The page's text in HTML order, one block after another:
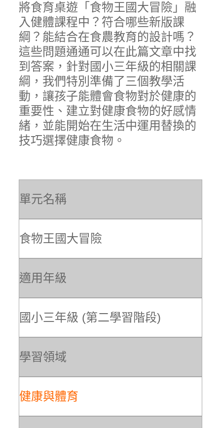
將食育桌遊「食物王國大冒險」融
入健體課程中？符合哪些新版課
綱？能結合在食農教育的設計嗎？
這些問題通通可以在此篇文章中找
到答案，針對國小三年級的相關課
綱，我們特別準備了三個教學活
動，讓孩子能體會食物對於健康的
重要性、建立對健康食物的好感情
緒，並能開始在生活中運用替換的
技巧選擇健康食物。
單元名稱
食物王國大冒險
適用年級
國小三年級 (第二學習階段)
學習領域
健康與體育